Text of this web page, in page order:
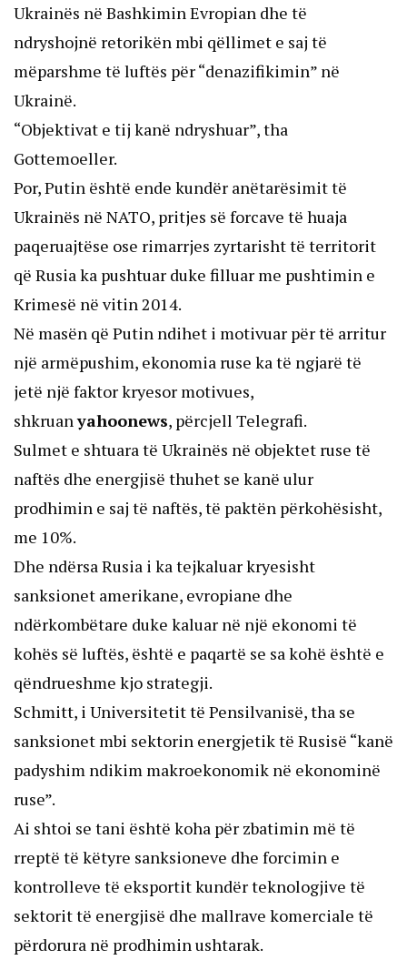
Ukrainës në Bashkimin Evropian dhe të
ndryshojnë retorikën mbi qëllimet e saj të
mëparshme të luftës për “denazifikimin” në
Ukrainë.
“Objektivat e tij kanë ndryshuar”, tha
Gottemoeller.
Por, Putin është ende kundër anëtarësimit të
Ukrainës në NATO, pritjes së forcave të huaja
paqeruajtëse ose rimarrjes zyrtarisht të territorit
që Rusia ka pushtuar duke filluar me pushtimin e
Krimesë në vitin 2014.
Në masën që Putin ndihet i motivuar për të arritur
një armëpushim, ekonomia ruse ka të ngjarë të
jetë një faktor kryesor motivues,
shkruanyahoonews, përcjell Telegrafi.
Sulmet e shtuara të Ukrainës në objektet ruse të
naftës dhe energjisë thuhet se kanë ulur
prodhimin e saj të naftës, të paktën përkohësisht,
me 10%.
Dhe ndërsa Rusia i ka tejkaluar kryesisht
sanksionet amerikane, evropiane dhe
ndërkombëtare duke kaluar në një ekonomi të
kohës së luftës, është e paqartë se sa kohë është e
qëndrueshme kjo strategji.
Schmitt, i Universitetit të Pensilvanisë, tha se
sanksionet mbi sektorin energjetik të Rusisë “kanë
padyshim ndikim makroekonomik në ekonominë
ruse”.
Ai shtoi se tani është koha për zbatimin më të
rreptë të këtyre sanksioneve dhe forcimin e
kontrolleve të eksportit kundër teknologjive të
sektorit të energjisë dhe mallrave komerciale të
përdorura në prodhimin ushtarak.